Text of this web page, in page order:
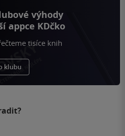
výhody
appce KDčko
tisíce knih
klubu